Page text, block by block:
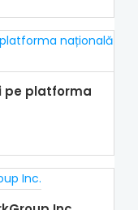
pe platforma